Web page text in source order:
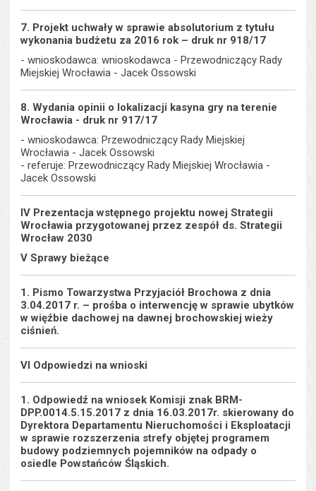
7. Projekt uchwały w sprawie absolutorium z tytułu
wykonania budżetu za 2016 rok – druk nr 918/17
- wnioskodawca: wnioskodawca - Przewodniczący Rady
Miejskiej Wrocławia - Jacek Ossowski
8. Wydania opinii o lokalizacji kasyna gry na terenie
Wrocławia - druk nr 917/17
- wnioskodawca: Przewodniczący Rady Miejskiej
Wrocławia - Jacek Ossowski
- referuje: Przewodniczący Rady Miejskiej Wrocławia -
Jacek Ossowski
IV Prezentacja wstępnego projektu nowej Strategii
Wrocławia przygotowanej przez zespół ds. Strategii
Wrocław 2030
V Sprawy bieżące
1. Pismo Towarzystwa Przyjaciół Brochowa z dnia
3.04.2017 r. – prośba o interwencję w sprawie ubytków
w więźbie dachowej na dawnej brochowskiej wieży
ciśnień.
VI Odpowiedzi na wnioski
1. Odpowiedź na wniosek Komisji znak BRM-
DPP.0014.5.15.2017 z dnia 16.03.2017r. skierowany do
Dyrektora Departamentu Nieruchomości i Eksploatacji
w sprawie rozszerzenia strefy objętej programem
budowy podziemnych pojemników na odpady o
osiedle Powstańców Śląskich.